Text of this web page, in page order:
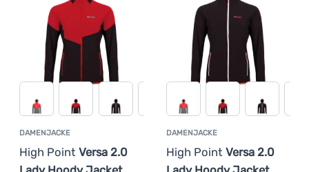
DAMENJACKE
High Point Versa 2.0
DAMENJACKE
High Point Versa 2.0